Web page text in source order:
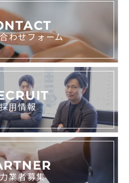
わせフォーム
用情報
業者募集